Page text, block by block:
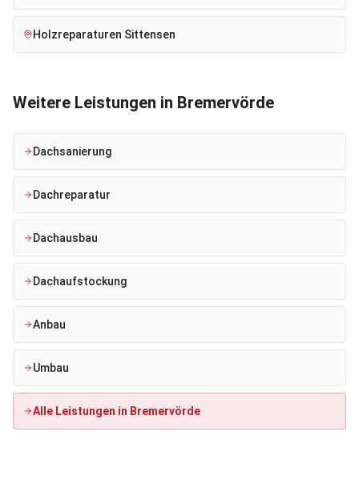
Holzreparaturen Sittensen
Weitere Leistungen in Bremervörde
Dachsanierung
Dachreparatur
Dachausbau
Dachaufstockung
Anbau
Umbau
Alle Leistungen in Bremervörde